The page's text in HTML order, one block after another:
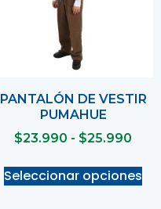
PANTALÓN DE VESTIR
PUMAHUE
$23.990 - $25.990
Seleccionar opciones